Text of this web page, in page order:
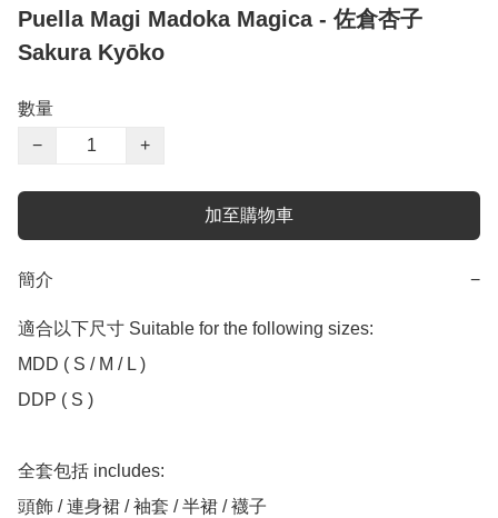
Puella Magi Madoka Magica - 佐倉杏子
Sakura Kyōko
數量
−
+
加至購物車
簡介 −
適合以下尺寸 Suitable for the following sizes:
MDD ( S / M / L )
DDP ( S )
全套包括 includes:
頭飾 / 連身裙 / 袖套 / 半裙 / 襪子